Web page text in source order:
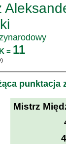
= 11
punktacja
Mistrz